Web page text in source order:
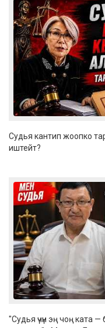
Судья кантип жоопко
иштейт?
"Судья үчүн эң чоң ката